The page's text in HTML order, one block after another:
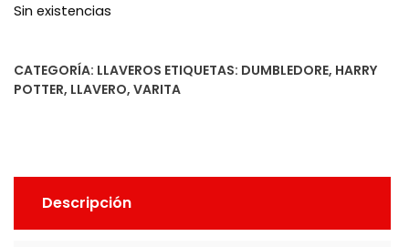
Sin existencias
CATEGORÍA: LLAVEROS ETIQUETAS: DUMBLEDORE, HARRY
POTTER, LLAVERO, VARITA
Descripción